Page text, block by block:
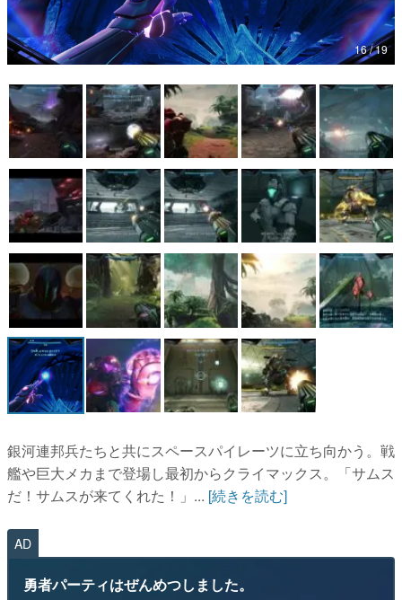
女性向け
アプリレビュー
その他
電ファミニコゲーマーとは？
運営：株式会社マレ
16 / 19
銀河連邦兵たちと共にスペースパイレーツに立ち向かう。戦
艦や巨大メカまで登場し最初からクライマックス。「サムス
だ！サムスが来てくれた！」... [続きを読む]
AD
勇者パーティはぜんめつしました。